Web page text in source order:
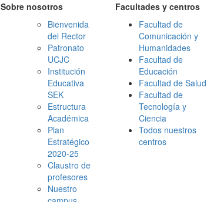
Sobre nosotros
Bienvenida
del Rector
Patronato
UCJC
Institución
Educativa
SEK
Estructura
Académica
Plan
Estratégico
2020-25
Claustro de
profesores
Nuestro
Facultades y centros
Facultad de
Comunicación y
Humanidades
Facultad de
Educación
Facultad de Salud
Facultad de
Tecnología y
Ciencia
Todos nuestros
centros